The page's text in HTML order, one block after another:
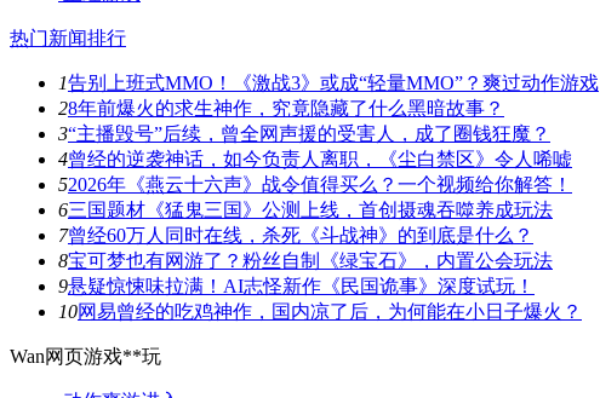
热门新闻排行
1告别上班式MMO！《激战3》或成“轻量MMO”？爽过动作游戏
28年前爆火的求生神作，究竟隐藏了什么黑暗故事？
3“主播毁号”后续，曾全网声援的受害人，成了圈钱狂魔？
4曾经的逆袭神话，如今负责人离职，《尘白禁区》令人唏嘘
52026年《燕云十六声》战令值得买么？一个视频给你解答！
6三国题材《猛鬼三国》公测上线，首创摄魂吞噬养成玩法
7曾经60万人同时在线，杀死《斗战神》的到底是什么？
8宝可梦也有网游了？粉丝自制《绿宝石》，内置公会玩法
9悬疑惊悚味拉满！AI志怪新作《民国诡事》深度试玩！
10网易曾经的吃鸡神作，国内凉了后，为何能在小日子爆火？
Wan网页游戏**玩